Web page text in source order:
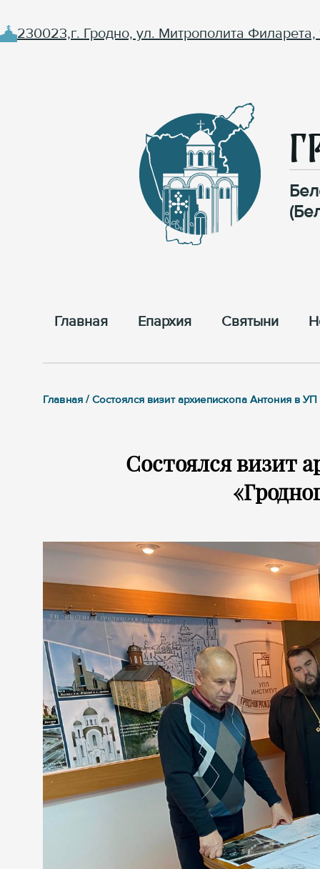
230023,г. Гродно, ул. Митрополита Филарета,
Главная Епархия Cвятыни
Главная / Состоялся визит архиепископа Антония в
Состоялся визит